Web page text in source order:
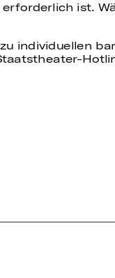
ist.
individuellen